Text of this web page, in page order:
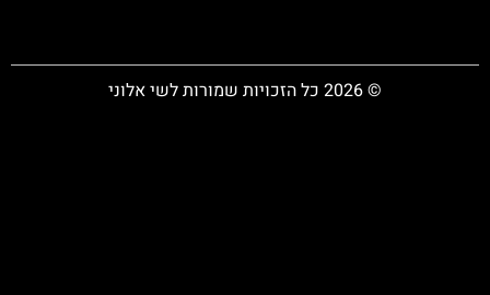
© 2026 כל הזכויות שמורות לשי אלוני